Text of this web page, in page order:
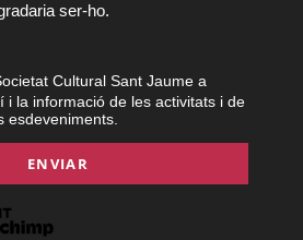
ser-ho.
Cultural Sant Jaume a
i la informació de les activitats i de
esdeveniments.